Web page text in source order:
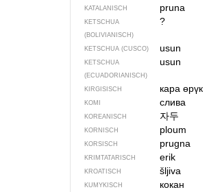
KATALANISCH pruna
KETSCHUA
(BOLIVIANISCH)
?
KETSCHUA (CUSCO) usun
KETSCHUA
(ECUADORIANISCH)
usun
KIRGISISCH кара өрүк
KOMI слива
KOREANISCH 자두
KORNISCH ploum
KORSISCH prugna
KRIMTATARISCH erik
KROATISCH šljiva
KUMYKISCH кокан